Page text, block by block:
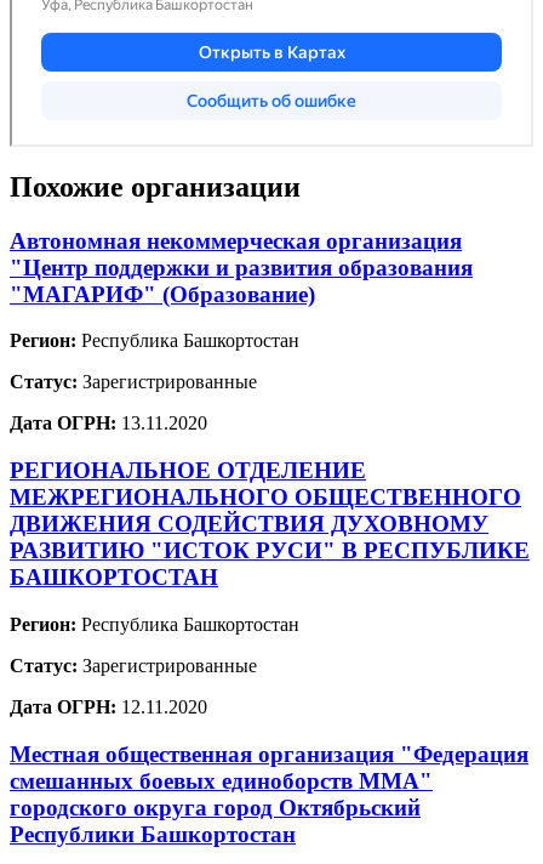
Похожие организации
Автономная некоммерческая организация
"Центр поддержки и развития образования
"МАГАРИФ" (Образование)
Регион: Республика Башкортостан
Статус: Зарегистрированные
Дата ОГРН: 13.11.2020
РЕГИОНАЛЬНОЕ ОТДЕЛЕНИЕ
МЕЖРЕГИОНАЛЬНОГО ОБЩЕСТВЕННОГО
ДВИЖЕНИЯ СОДЕЙСТВИЯ ДУХОВНОМУ
РАЗВИТИЮ "ИСТОК РУСИ" В РЕСПУБЛИКЕ
БАШКОРТОСТАН
Регион: Республика Башкортостан
Статус: Зарегистрированные
Дата ОГРН: 12.11.2020
Местная общественная организация "Федерация
смешанных боевых единоборств ММА"
городского округа город Октябрьский
Республики Башкортостан